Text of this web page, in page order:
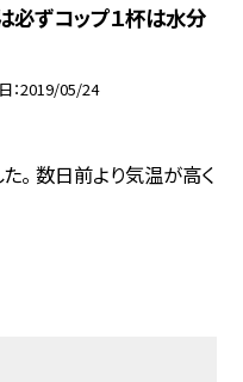
ずコップ１杯は水分
2019/05/24
。 数日前より気温が高く